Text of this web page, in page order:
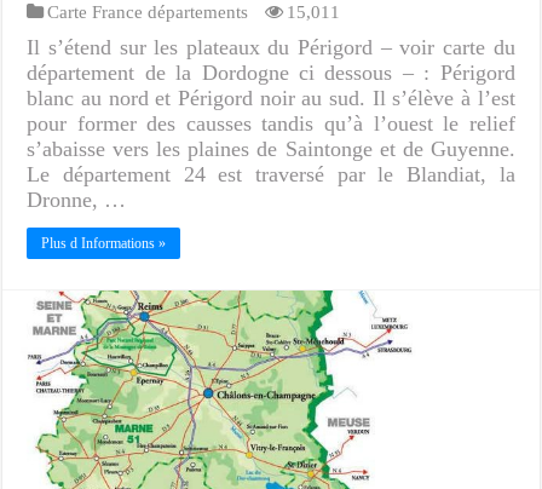
Carte France départements 15,011
Il s’étend sur les plateaux du Périgord – voir carte du
département de la Dordogne ci dessous – : Périgord
blanc au nord et Périgord noir au sud. Il s’élève à l’est
pour former des causses tandis qu’à l’ouest le relief
s’abaisse vers les plaines de Saintonge et de Guyenne.
Le département 24 est traversé par le Blandiat, la
Dronne, …
Plus d Informations »